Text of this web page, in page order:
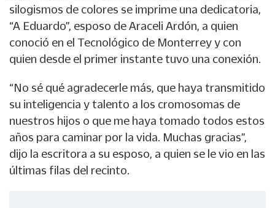
silogismos de colores se imprime una dedicatoria,
“A Eduardo”, esposo de Araceli Ardón, a quien
conoció en el Tecnológico de Monterrey y con
quien desde el primer instante tuvo una conexión.
“No sé qué agradecerle más, que haya transmitido
su inteligencia y talento a los cromosomas de
nuestros hijos o que me haya tomado todos estos
años para caminar por la vida. Muchas gracias”,
dijo la escritora a su esposo, a quien se le vio en las
últimas filas del recinto.